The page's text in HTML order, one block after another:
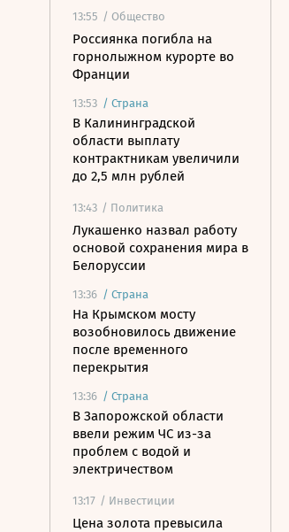
13:55 / Общество
Россиянка погибла на
горнолыжном курорте во
Франции
13:53 / Страна
В Калининградской
области выплату
контрактникам увеличили
до 2,5 млн рублей
13:43 / Политика
Лукашенко назвал работу
основой сохранения мира в
Белоруссии
13:36 / Страна
На Крымском мосту
возобновилось движение
после временного
перекрытия
13:36 / Страна
В Запорожской области
ввели режим ЧС из-за
проблем с водой и
электричеством
13:17 / Инвестиции
Цена золота превысила